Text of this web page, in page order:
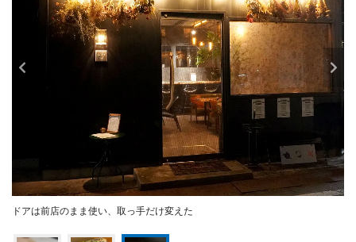
ドアは前店のまま使い、取っ手だけ変えた